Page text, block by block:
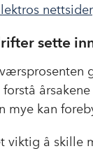
nettsider
sette
forstå
mye kan
viktig å skille